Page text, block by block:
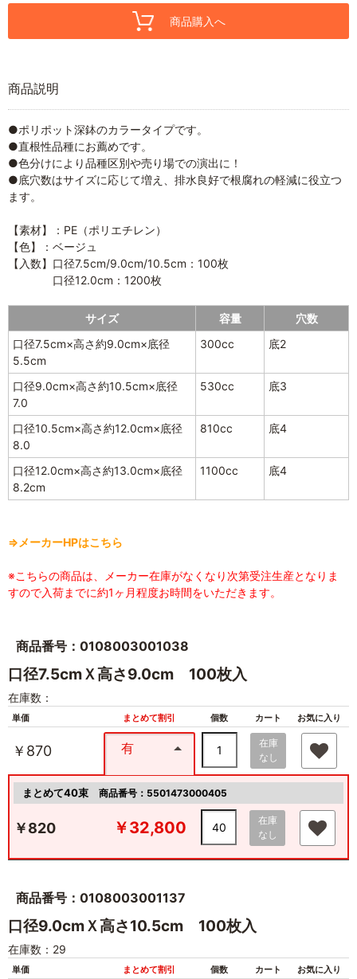
商品購入へ
商品説明
●ポリポット深鉢のカラータイプです。
●直根性品種にお薦めです。
●色分けにより品種区別や売り場での演出に！
●底穴数はサイズに応じて増え、排水良好で根腐れの軽減に役立つ
ます。
【素材】：PE（ポリエチレン）
【色】：ベージュ
【入数】口径7.5cm/9.0cm/10.5cm：100枚
口径12.0cm：1200枚
サイズ 容量
穴数
口径7.5cm×高さ約9.0cm×底径
5.5cm
300cc 底2
口径9.0cm×高さ約10.5cm×底径
7.0
530cc 底3
口径10.5cm×高さ約12.0cm×底径
8.0
810cc 底4
口径12.0cm×高さ約13.0cm×底径
8.2cm
1100cc 底4
⇒メーカーHPはこちら
※こちらの商品は、メーカー在庫がなくなり次第受注生産となりま
すので入荷までに約1ヶ月程度お時間をいただきます。
商品番号：0108003001038
口径7.5cmＸ高さ9.0cm 100枚入
在庫数：
単価 まとめて割引 個数 カート お気に入り
￥870 有
在庫
なし
まとめて40束 商品番号：5501473000405
￥820 ￥32,800
在庫
なし
商品番号：0108003001137
口径9.0cmＸ高さ10.5cm 100枚入
在庫数：29
単価 まとめて割引 個数 カート お気に入り